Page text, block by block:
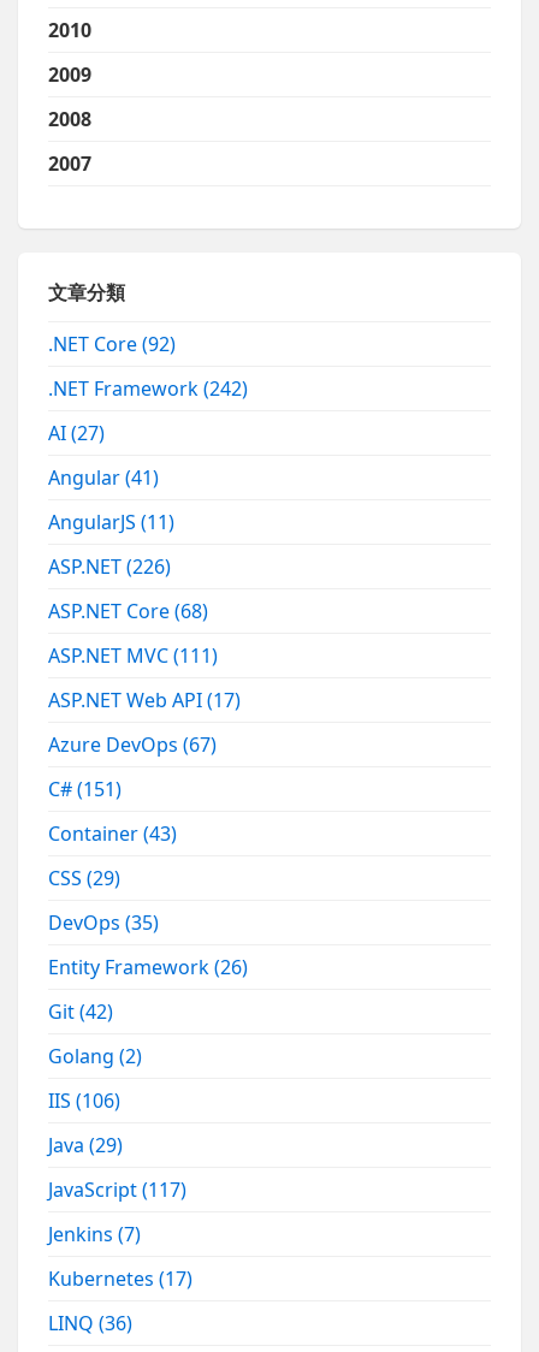
2010
2009
2008
2007
文章分類
.NET Core(92)
.NET Framework(242)
AI(27)
Angular(41)
AngularJS(11)
ASP.NET(226)
ASP.NET Core(68)
ASP.NET MVC(111)
ASP.NET Web API(17)
Azure DevOps(67)
C#(151)
Container(43)
CSS(29)
DevOps(35)
Entity Framework(26)
Git(42)
Golang(2)
IIS(106)
Java(29)
JavaScript(117)
Jenkins(7)
Kubernetes(17)
LINQ(36)